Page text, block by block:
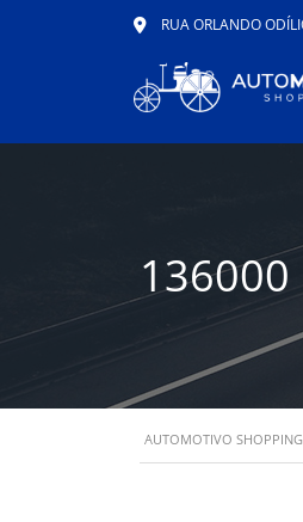
RUA ORLANDO
136000
AUTOMOTIVO SHOPPING